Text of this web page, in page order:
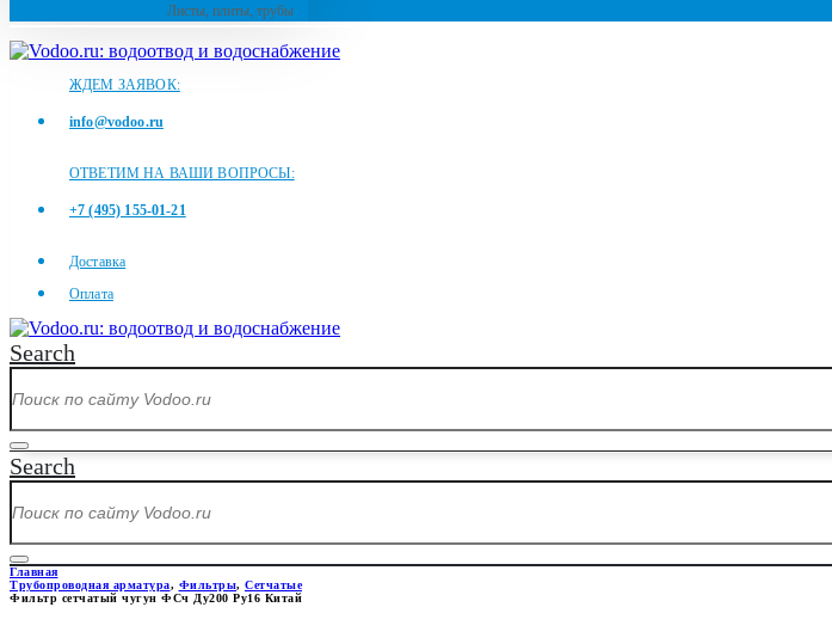
Листы, плиты, трубы
ЖДЕМ ЗАЯВОК:
info@vodoo.ru
ОТВЕТИМ НА ВАШИ ВОПРОСЫ:
+7 (495) 155-01-21
Доставка
Оплата
Search
Search
Главная
Трубопроводная арматура, Фильтры, Сетчатые
Фильтр сетчатый чугун ФСч Ду200 Ру16 Китай